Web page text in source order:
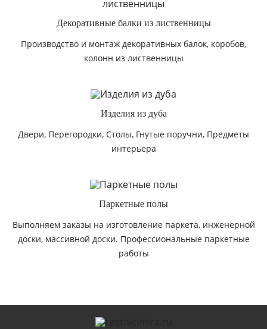
Декоративные балки из лиственницы
Производство и монтаж декоративных балок, коробов,
колонн из лиственницы
Изделия из дуба
Двери, Перегородки, Столы, Гнутые поручни, Предметы
интерьера
Паркетные полы
Выполняем заказы на изготовление паркета, инженерной
доски, массивной доски. Профессиональные паркетные
работы